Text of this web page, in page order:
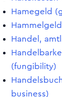
Hamegeld
Handel,
(fungibility)
business)